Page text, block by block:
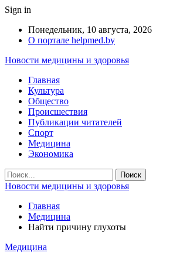
Sign in
Понедельник, 10 августа, 2026
О портале helpmed.by
Новости медицины и здоровья
Главная
Культура
Общество
Происшествия
Публикации читателей
Спорт
Медицина
Экономика
Новости медицины и здоровья
Главная
Медицина
Найти причину глухоты
Медицина